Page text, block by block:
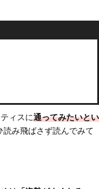
ィスに通ってみたいとい
み飛ばさず読んでみて